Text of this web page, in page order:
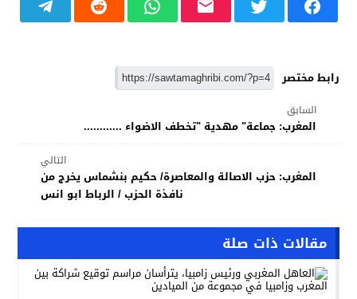
رابط مختصر
السابق
المغرب: جماعة" مهدية "تخطف الاضواء ............
التالي
المغرب: حزب الاصالة والمعاصرة/ حكيم بنشماس يخرج من
نافذة الحزب / الرباط ابو انس
مقالات ذات صلة